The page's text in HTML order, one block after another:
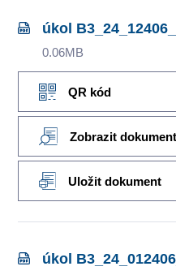
úkol
0.06MB
QR kód
Zobrazit dokument
Uložit dokument
úkol